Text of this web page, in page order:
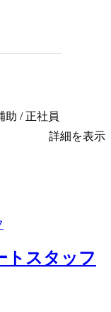
助 / 正社員
詳細を表示
トスタッフ